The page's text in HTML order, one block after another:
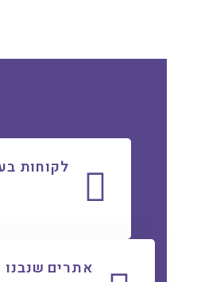
לקוחות
אתרים